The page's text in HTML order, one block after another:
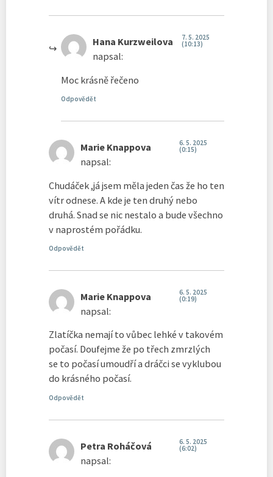
Hana Kurzweilova
napsal:
7. 5. 2025
(10:13)
Moc krásně řečeno
Odpovědět
Marie Knappova
napsal:
6. 5. 2025
(0:15)
Chudáček ,já jsem měla jeden čas že ho ten
vítr odnese. A kde je ten druhý nebo
druhá. Snad se nic nestalo a bude všechno
v naprostém pořádku.
Odpovědět
Marie Knappova
napsal:
6. 5. 2025
(0:19)
Zlatíčka nemají to vůbec lehké v takovém
počasí. Doufejme že po třech zmrzlých
se to počasí umoudří a dráčci se vyklubou
do krásného počasí.
Odpovědět
Petra Roháčová
napsal:
6. 5. 2025
(6:02)